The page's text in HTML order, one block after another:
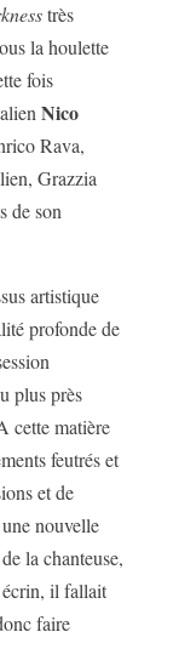
très
la houlette
fois
Nico
Rava,
Grazzia
de son
artistique
profonde de
plus près
cette matière
feutrés et
et de
nouvelle
la chanteuse,
écrin, il fallait
faire